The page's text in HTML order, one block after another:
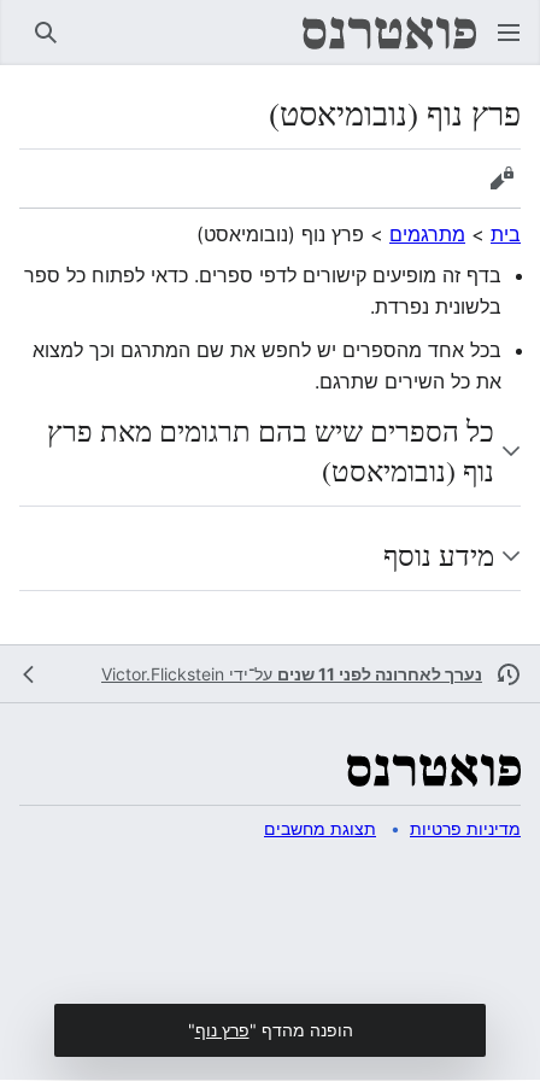
פרץ נוף (נובומיאסט)
הצגת מקור
בית > מתרגמים > פרץ נוף (נובומיאסט)
בדף זה מופיעים קישורים לדפי ספרים. כדאי לפתוח כל ספר
בלשונית נפרדת.
בכל אחד מהספרים יש לחפש את שם המתרגם וכך למצוא
את כל השירים שתרגם.
כל הספרים שיש בהם תרגומים מאת פרץ
נוף (נובומיאסט)
מידע נוסף
נערך לאחרונה לפני 11 שנים על־ידי Victor.Flickstein
מדיניות פרטיות תצוגת מחשבים
הופנה מהדף "פרץ נוף"